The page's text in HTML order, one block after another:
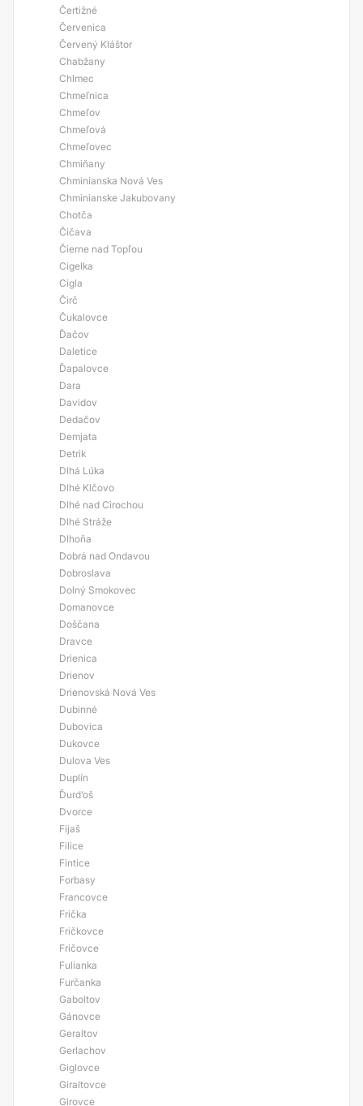
Čertižné
Červenica
Červený Kláštor
Chabžany
Chlmec
Chmeľnica
Chmeľov
Chmeľová
Chmeľovec
Chmiňany
Chminianska Nová Ves
Chminianske Jakubovany
Chotča
Čičava
Čierne nad Topľou
Cigelka
Cigla
Čirč
Čukalovce
Ďačov
Daletice
Ďapalovce
Dara
Davidov
Dedačov
Demjata
Detrik
Dlhá Lúka
Dlhé Klčovo
Dlhé nad Cirochou
Dlhé Stráže
Dlhoňa
Dobrá nad Ondavou
Dobroslava
Dolný Smokovec
Domanovce
Doščana
Dravce
Drienica
Drienov
Drienovská Nová Ves
Dubinné
Dubovica
Dukovce
Dulova Ves
Duplín
Ďurd’oš
Dvorce
Fijaš
Filice
Fintice
Forbasy
Francovce
Frička
Fričkovce
Fričovce
Fulianka
Furčanka
Gaboltov
Gánovce
Geraltov
Gerlachov
Giglovce
Giraltovce
Girovce